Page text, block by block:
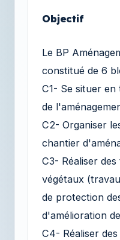
Objectif
Le BP
constitué de 6
C1- Se situer
de
C2- Organiser
chantier
C3- Réaliser
végétaux
de protection
d'amélioration
C4- Réaliser